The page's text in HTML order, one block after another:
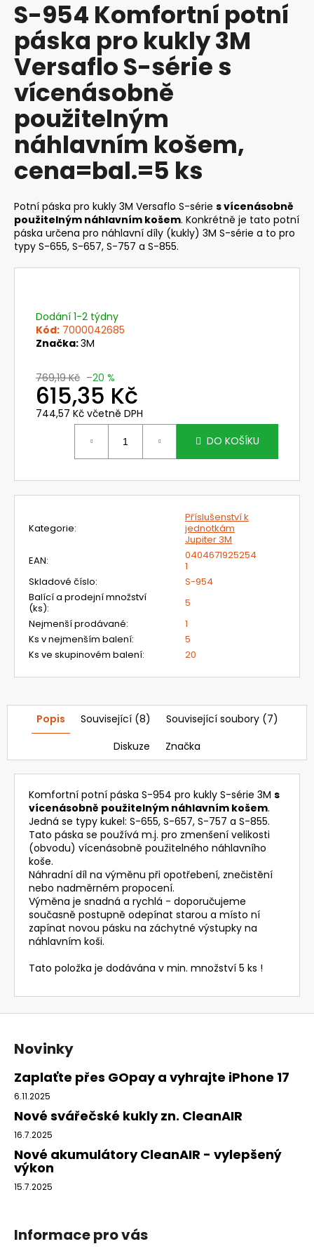
produktu
je
5
hvězdiček.
S-954 Komfortní potní
páska pro kukly 3M
Versaflo S-série s
vícenásobně
použitelným
náhlavním košem,
cena=bal.=5 ks
Potní páska pro kukly 3M Versaflo S-série s vícenásobně
použitelným náhlavním košem. Konkrétně je tato potní
páska určena pro náhlavní díly (kukly) 3M S-série a to pro
typy S-655, S-657, S-757 a S-855.
Dodání 1-2 týdny
Kód: 7000042685
Značka:3M
769,19 Kč –20 %
615,35 Kč
744,57 Kč včetně DPH
DO KOŠÍKU
Kategorie:
Příslušenství k
jednotkám
Jupiter 3M
EAN:
0404671925254
1
Skladové číslo:
S-954
Balící a prodejní množství
(ks):
5
Nejmenší prodávané:
1
Ks v nejmenším balení:
5
Ks ve skupinovém balení: 20
Popis Související (8)
Související soubory (7)
Diskuze
Značka
Komfortní potní páska S-954 pro kukly S-série 3M s
vícenásobně použitelným náhlavním košem.
Jedná se typy kukel: S-655, S-657, S-757 a S-855.
Tato páska se používá m.j. pro zmenšení velikosti
(obvodu) vícenásobně použitelného náhlavního
koše.
Náhradní díl na výměnu při opotřebení, znečistění
nebo nadměrném propocení.
Výměna je snadná a rychlá - doporučujeme
současně postupně odepínat starou a místo ní
zapínat novou pásku na záchytné výstupky na
náhlavním koši.
Tato položka je dodávána v min. množství 5 ks !
a
j
í
t
?
HLEDAT
D
o
p
o
CHEMICAL
2F
572,84
Původně:
301
Z
Novinky
Zaplaťte přes GOpay a vyhrajte iPhone 17
6.11.2025
Nové svářečské kukly zn. CleanAIR
16.7.2025
Nové akumulátory CleanAIR - vylepšený
výkon
15.7.2025
Informace pro vás